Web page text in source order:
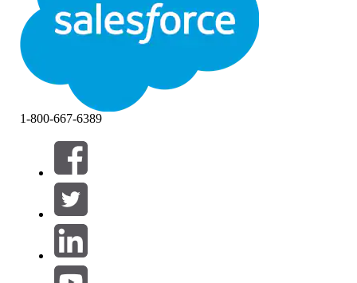
关闭关闭
筛选器 (0)
选择筛选器
产品区域
1-800-667-6389